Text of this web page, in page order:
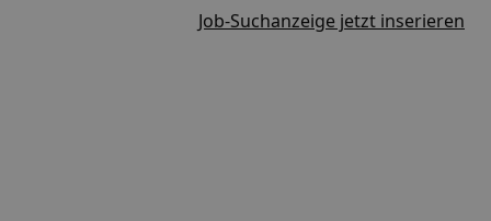
Job-Suchanzeige jetzt inserieren